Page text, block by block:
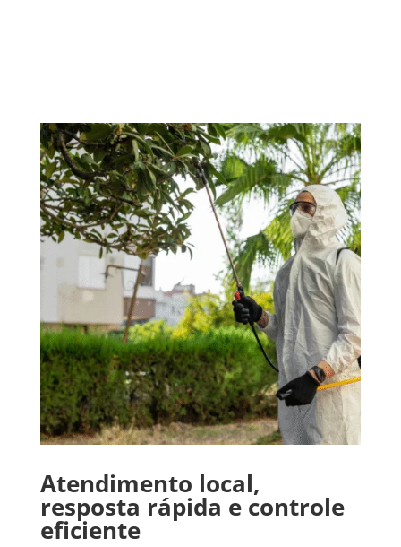
Atendimento local,
resposta rápida e controle
eficiente